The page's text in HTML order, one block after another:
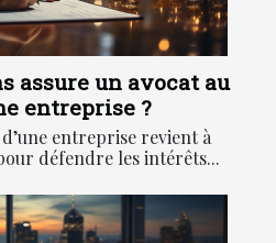
assure un avocat au
entreprise ?
entreprise revient à
défendre les intérêts...